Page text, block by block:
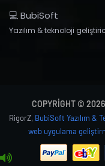
💻 BubiSoft
Yazılım & teknoloji
COPYRIGHT ©
RigorZ, BubiSoft Yazılım &
web uygulama